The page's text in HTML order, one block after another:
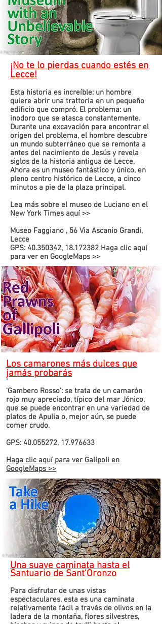
¡No te lo pierdas cuando estés en
Lecce!
Esta historia es increíble: un hombre
quiere abrir una trattoria en un pequeño
edificio que compró. El problema: un
inodoro que se atasca constantemente.
Durante una excavación para encontrar el
origen del problema, el hombre descubre
un mundo subterráneo que se remonta a
antes del nacimiento de Jesús y revela
siglos de la historia antigua de Lecce.
Ahora es un museo fantástico y único, en
pleno centro histórico de Lecce, a cinco
minutos a pie de la plaza principal.
Lea más sobre el museo de Luciano en el
New York Times aquí >>
Museo Faggiano , 56 Via Ascanio Grandi,
Lecce
GPS: 40.350342, 18.172382 Haga clic aquí
para ver en GoogleMaps >>
Los camarones más dulces que
jamás probarás
'
'Gambero Rosso': se trata de un camarón
rojo muy apreciado, típico del mar Jónico,
que se puede encontrar en una variedad de
platos de Apulia o, mejor aún, se puede
comer crudo.
GPS: 40.055272, 17.976633
Haga clic aquí para ver Galípoli en
GoogleMaps >>
Una suave caminata hasta el
Santuario de Sant'Oronzo
Para disfrutar de unas vistas
espectaculares, esta es una caminata
relativamente fácil a través de olivos en la
ladera de la montaña, flores silvestres,